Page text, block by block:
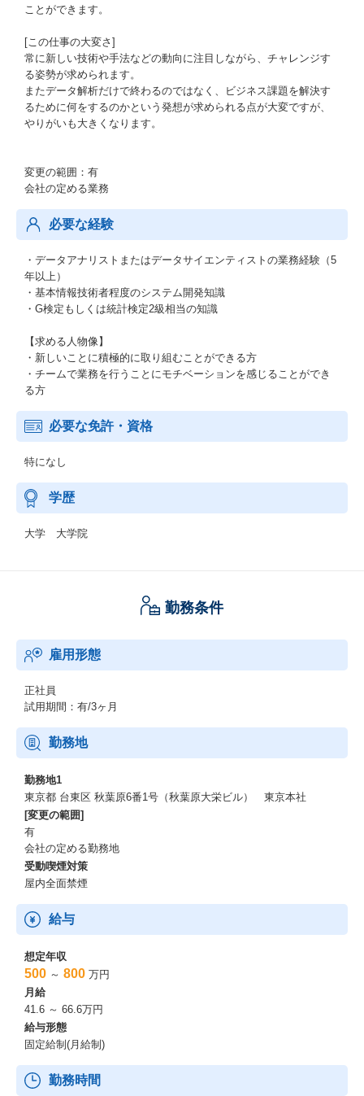
ことができます。
[この仕事の大変さ]
常に新しい技術や手法などの動向に注目しながら、チャレンジす
る姿勢が求められます。
またデータ解析だけで終わるのではなく、ビジネス課題を解決す
るために何をするのかという発想が求められる点が大変ですが、
やりがいも大きくなります。
変更の範囲：有
会社の定める業務
必要な経験
・データアナリストまたはデータサイエンティストの業務経験（5
年以上）
・基本情報技術者程度のシステム開発知識
・G検定もしくは統計検定2級相当の知識
【求める人物像】
・新しいことに積極的に取り組むことができる方
・チームで業務を行うことにモチベーションを感じることができ
る方
必要な免許・資格
特になし
学歴
大学 大学院
勤務条件
雇用形態
正社員
試用期間：有/3ヶ月
勤務地
勤務地1
東京都 台東区 秋葉原6番1号（秋葉原大栄ビル） 東京本社
[変更の範囲]
有
会社の定める勤務地
受動喫煙対策
屋内全面禁煙
給与
想定年収
500 ～ 800 万円
月給
41.6 ～ 66.6万円
給与形態
固定給制(月給制)
勤務時間